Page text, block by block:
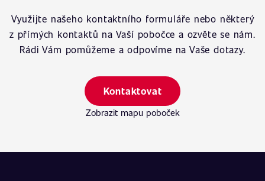
Využijte našeho kontaktního formuláře nebo některý
z přímých kontaktů na Vaší pobočce a ozvěte se nám.
Rádi Vám pomůžeme a odpovíme na Vaše dotazy.
Kontaktovat
Zobrazit mapu poboček